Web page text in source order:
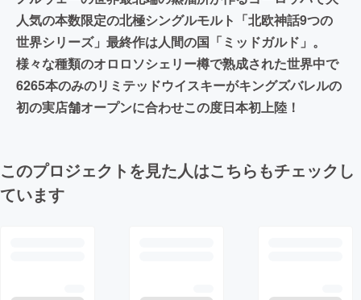
人気の本数限定の北極シングルモルト「北欧神話9つの
世界シリーズ」最終作は人間の国「ミッドガルド」。
様々な種類のオロロソシェリー樽で熟成された世界中で
6265本のみのリミテッドウイスキーがキングズバレルの
初の実店舗オープンに合わせこの度日本初上陸！
このプロジェクトを見た人はこちらもチェックし
ています